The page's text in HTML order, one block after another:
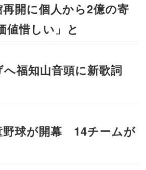
開に個人から2億の寄
惜しい」と
へ福知山音頭に新歌詞
野球が開幕 14チームが